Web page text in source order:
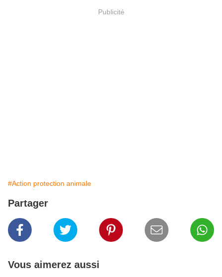
Publicité
#Action protection animale
Partager
Vous aimerez aussi